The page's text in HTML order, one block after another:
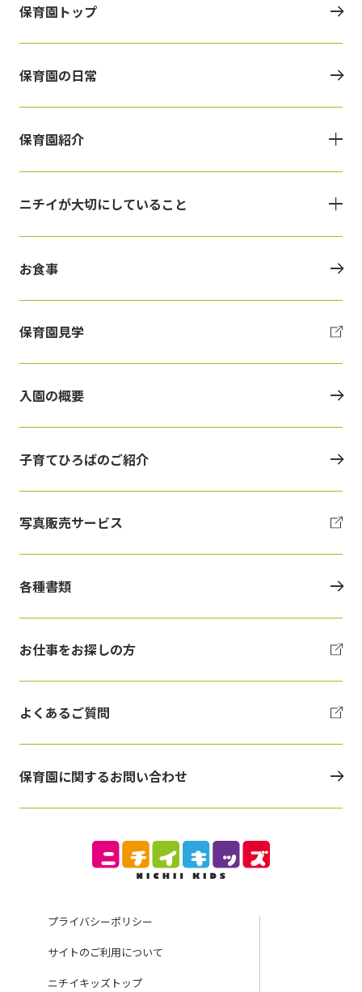
プライバシーポリシー
サイトのご利用について
ニチイキッズトップ
保育園トップ
保育園の日常
保育園紹介
ニチイが大切にしていること
お食事
保育園見学
入園の概要
子育てひろばのご紹介
写真販売サービス
各種書類
お仕事をお探しの方
よくあるご質問
保育園に関するお問い合わせ